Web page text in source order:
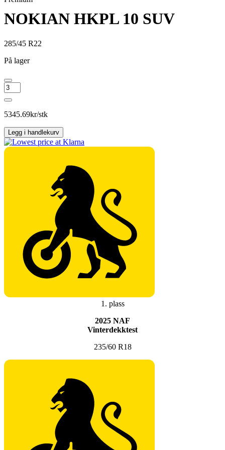
NOKIAN HKPL 10 SUV
285/45 R22
På lager
NOKIAN
HKPL
10
SUV
5345.69kr/stk
Legg i handlekurv
1. plass
2025 NAF
Vinterdekktest
235/60 R18